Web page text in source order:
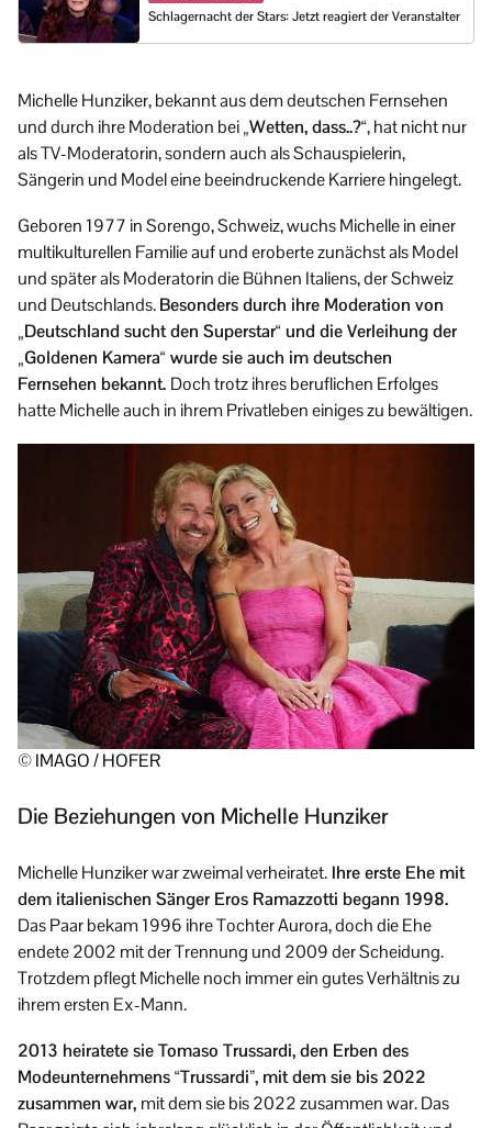
Schlagernacht der Stars: Jetzt reagiert der Veranstalter
Michelle Hunziker, bekannt aus dem deutschen Fernsehen
und durch ihre Moderation bei„Wetten, dass..?“, hat nicht nur
als TV-Moderatorin, sondern auch als Schauspielerin,
Sängerin und Model eine beeindruckende Karriere hingelegt.
Geboren 1977 in Sorengo, Schweiz, wuchs Michelle in einer
multikulturellen Familie auf und eroberte zunächst als Model
und später als Moderatorin die Bühnen Italiens, der Schweiz
und Deutschlands.Besonders durch ihre Moderation von
„Deutschland sucht den Superstar“ und die Verleihung der
„Goldenen Kamera“ wurde sie auch im deutschen
Fernsehen bekannt. Doch trotz ihres beruflichen Erfolges
hatte Michelle auch in ihrem Privatleben einiges zu bewältigen.
© IMAGO / HOFER
Die Beziehungen von Michelle Hunziker
Michelle Hunziker war zweimal verheiratet. Ihre erste Ehe mit
dem italienischen Sänger Eros Ramazzotti begann 1998.
Das Paar bekam 1996 ihre Tochter Aurora, doch die Ehe
endete 2002 mit der Trennung und 2009 der Scheidung.
Trotzdem pflegt Michelle noch immer ein gutes Verhältnis zu
ihrem ersten Ex-Mann.
2013 heiratete sie Tomaso Trussardi, den Erben des
Modeunternehmens “Trussardi”, mit dem sie bis 2022
zusammen war, mit dem sie bis 2022 zusammen war. Das